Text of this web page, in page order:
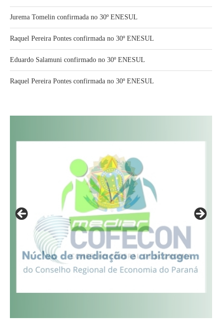
Jurema Tomelin confirmada no 30º ENESUL
Raquel Pereira Pontes confirmada no 30º ENESUL
Eduardo Salamuni confirmado no 30º ENESUL
Raquel Pereira Pontes confirmada no 30º ENESUL